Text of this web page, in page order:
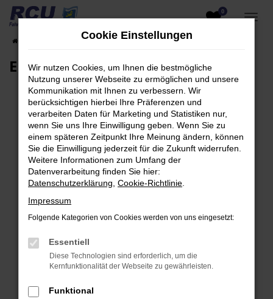
Zum
Hauptinhalt
springen
0
EU-Fahrzeuge am Lager Fahrzeugsuche
EU-Neuwagen für Händler
Fehler: Network Error
Beim Laden ist ein Fehler aufgetreten.
Hier sind ein paar Tipps, die dir helfen können:
Überprüfe deine Firewall und deine
Laden andere Webseiten, zum Beispiel deine
Suchmaschine?
Prüfe deine Browsererweiterungen.
Manche Erweiterungen, wie Werbeblocker,
können das Laden bestimmter Seiten
anderen Browser oder in einem privaten
Cookie Einstellungen
Wir nutzen Cookies, um Ihnen die bestmögliche
Nutzung unserer Webseite zu ermöglichen und unsere
Kommunikation mit Ihnen zu verbessern. Wir
berücksichtigen hierbei Ihre Präferenzen und
verarbeiten Daten für Marketing und Statistiken nur,
wenn Sie uns Ihre Einwilligung geben. Wenn Sie zu
einem späteren Zeitpunkt Ihre Meinung ändern, können
Sie die Einwilligung jederzeit für die Zukunft widerrufen.
Weitere Informationen zum Umfang der
Datenverarbeitung finden Sie hier:
Datenschutzerklärung Cookie-Richtlinie
Impressum
Folgende Kategorien von Cookies werden von uns eingesetzt:
Essentiell
Diese Technologien sind erforderlich, um die
Kernfunktionalität der Webseite zu gewährleisten.
Funktional